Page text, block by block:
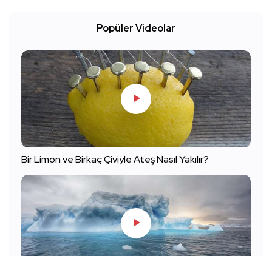
Popüler Videolar
Bir Limon ve Birkaç Çiviyle Ateş Nasıl Yakılır?